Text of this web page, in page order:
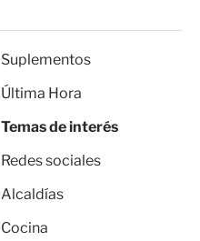
Suplementos
Última Hora
Temas de interés
Redes sociales
Alcaldías
Cocina